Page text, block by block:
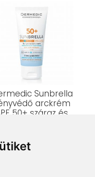
Sunbrella
arckrém
50+ száraz és
Értékelés:
6.599